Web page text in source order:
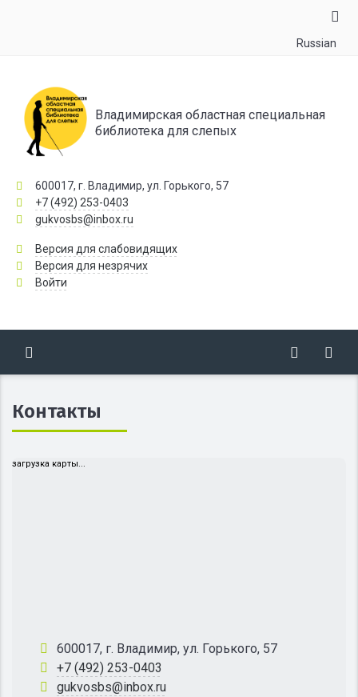
Russian
Владимирская областная специальная
библиотека для слепых
600017, г. Владимир, ул. Горького, 57
+7 (492) 253-0403
gukvosbs@inbox.ru
Версия для слабовидящих
Версия для незрячих
Войти
Контакты
загрузка карты...
600017, г. Владимир, ул. Горького, 57
+7 (492) 253-0403
gukvosbs@inbox.ru